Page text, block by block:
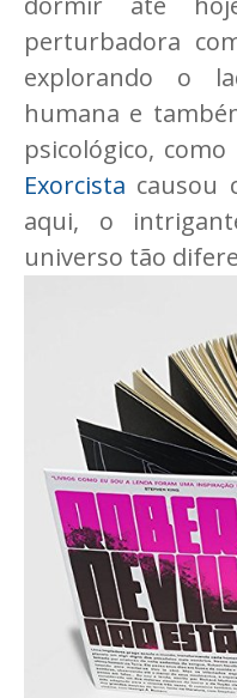
perturbadora
explorando o
humana e
psicológico,
Exorcista causou
aqui, o
universo tão